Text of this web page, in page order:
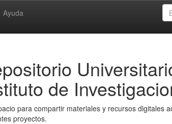
Ayuda
de
para compartir materiales y recursos digitales
proyectos.